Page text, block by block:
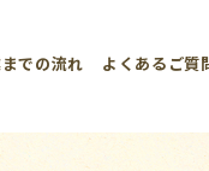
での流れ よくあるご質